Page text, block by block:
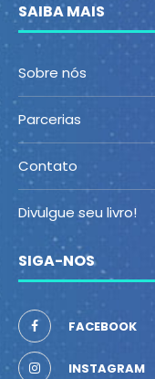
SAIBA MAIS
Sobre nós
Parcerias
Contato
Divulgue seu livro!
SIGA-NOS
FACEBOOK
INSTAGRAM